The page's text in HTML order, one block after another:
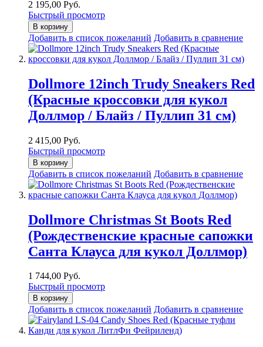
2 195,00 Руб.
Быстрый просмотр
В корзину
Добавить в список пожеланий Добавить в сравнение
Dollmore 12inch Trudy Sneakers Red
(Красные кроссовки для кукол
Доллмор / Блайз / Пуллип 31 см)
2 415,00 Руб.
Быстрый просмотр
В корзину
Добавить в список пожеланий Добавить в сравнение
Dollmore Christmas St Boots Red
(Рождественские красные сапожки
Санта Клауса для кукол Доллмор)
1 744,00 Руб.
Быстрый просмотр
В корзину
Добавить в список пожеланий Добавить в сравнение